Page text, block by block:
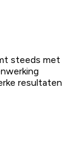
steeds met
resultaten